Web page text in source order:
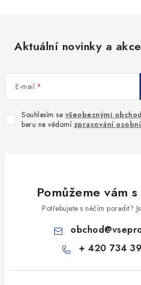
Aktuální novinky a
E-mail
Souhlasím se všeobecnými
beru na vědomí zpracování
Pomůžeme vám
Potřebujete s něčím poradit?
obchod@
+ 420 734